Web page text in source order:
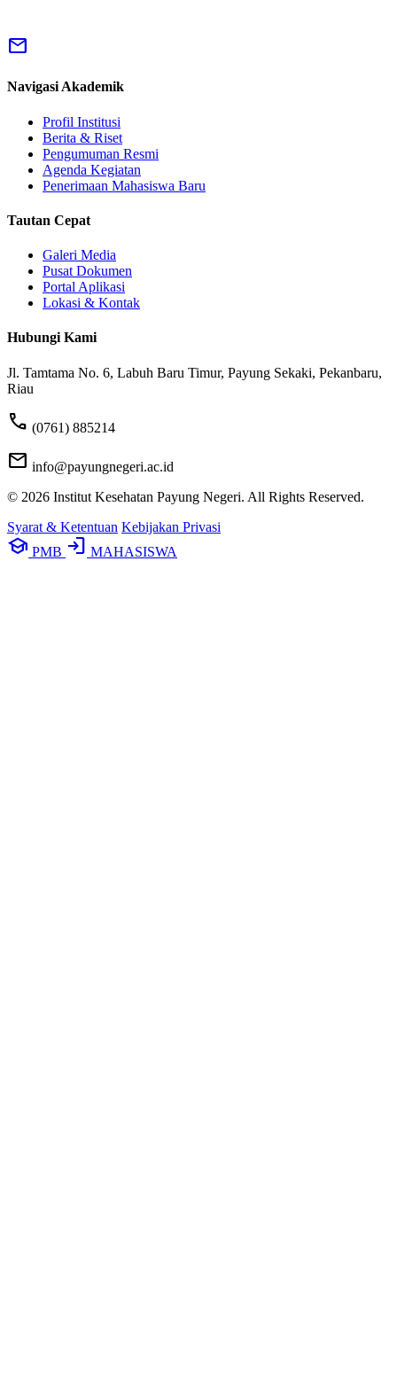
mail
Navigasi Akademik
Profil Institusi
Berita & Riset
Pengumuman Resmi
Agenda Kegiatan
Penerimaan Mahasiswa Baru
Tautan Cepat
Galeri Media
Pusat Dokumen
Portal Aplikasi
Lokasi & Kontak
Hubungi Kami
Jl. Tamtama No. 6, Labuh Baru Timur, Payung Sekaki, Pekanbaru,
Riau
phone (0761) 885214
mail info@payungnegeri.ac.id
© 2026 Institut Kesehatan Payung Negeri. All Rights Reserved.
Syarat & Ketentuan Kebijakan Privasi
school PMB login MAHASISWA